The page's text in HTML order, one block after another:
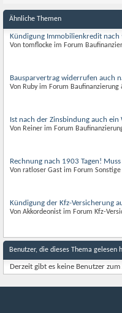
Ähnliche Themen
Kündigung Immobilienkredit nach
Von tomflocke im Forum
Bausparvertrag widerrufen auch
Von Ruby im Forum
Ist nach der Zinsbindung auch
Von Reiner im Forum
Rechnung nach 1903 Tagen!
Von ratloser Gast im Forum
Kündigung der Kfz-Versicherung
Von Akkordeonist im Forum Kfz-
Benutzer, die dieses Thema gelesen
Derzeit gibt es keine Benutzer zum